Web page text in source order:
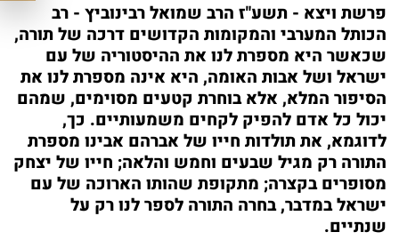
פרשת ויצא - תשע"ז הרב שמואל רבינוביץ - רב
הכותל המערבי והמקומות הקדושים דרכה של תורה,
שכאשר היא מספרת לנו את ההיסטוריה של עם
ישראל ושל אבות האומה, היא אינה מספרת לנו את
הסיפור המלא, אלא בוחרת קטעים מסוימים, שמהם
יכול כל אדם להפיק לקחים משמעותיים. כך,
לדוגמא, את תולדות חייו של אברהם אבינו מספרת
התורה רק מגיל שבעים וחמש והלאה; חייו של יצחק
מסופרים בקצרה; מתקופת שהותו הארוכה של עם
ישראל במדבר, בחרה התורה לספר לנו רק על
שנתיים.